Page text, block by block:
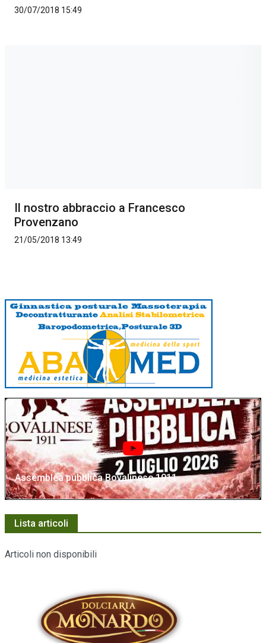
30/07/2018 15:49
Il nostro abbraccio a Francesco
Provenzano
21/05/2018 13:49
Assemblea pubblica Bovalinese 1911
Lista articoli
Articoli non disponibili